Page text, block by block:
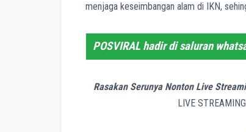
menjaga keseimbangan alam di IKN,
POSVIRAL hadir di saluran
Rasakan Serunya Nonton Live
LIVE